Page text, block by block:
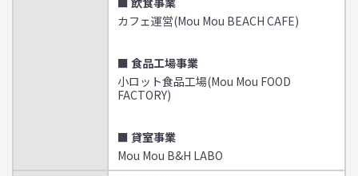
カフェ運営(Mou Mou BEACH CAFE)
■ 食品工場事業
小ロット食品工場(Mou Mou FOOD
FACTORY)
■ 貸室事業
Mou Mou B&H LABO